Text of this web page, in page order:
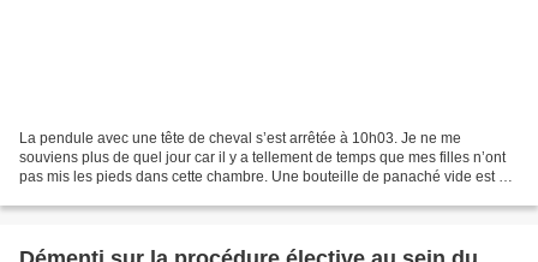
La pendule avec une tête de cheval s’est arrêtée à 10h03. Je ne me
souviens plus de quel jour car il y a tellement de temps que mes filles n’ont
pas mis les pieds dans cette chambre. Une bouteille de panaché vide est sur